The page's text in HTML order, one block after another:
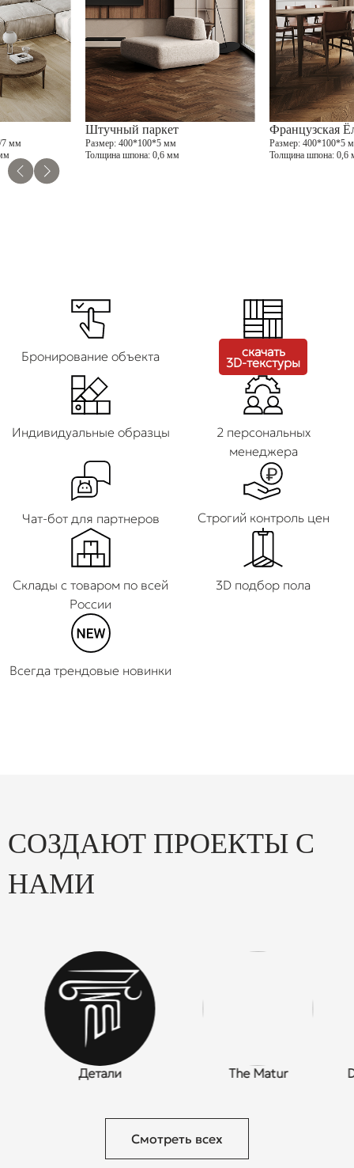
7 мм
Штучный паркет
Размер: 400*100*5 мм
Толщина шпона: 0,6 мм
Французская
Размер: 400*100*5
Толщина шпона: 0,6
Бронирование объекта скачать
3D-текстуры
Индивидуальные образцы
2 персональных
менеджера
Чат-бот для партнеров Строгий контроль цен
Склады с товаром по всей
России
3D подбор пола
Всегда трендовые новинки
СОЗДАЮТ ПРОЕКТЫ С
НАМИ
Детали The Matur
Смотреть всех